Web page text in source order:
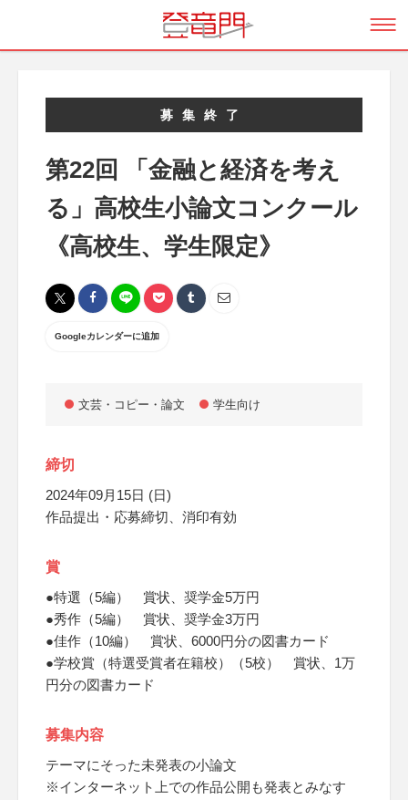
募集終了
第22回 「金融と経済を考え
る」高校生小論文コンクール
《高校生、学生限定》
Googleカレンダーに追加
文芸・コピー・論文 学生向け
締切
2024年09月15日 (日)
作品提出・応募締切、消印有効
賞
●特選（5編） 賞状、奨学金5万円
●秀作（5編） 賞状、奨学金3万円
●佳作（10編） 賞状、6000円分の図書カード
●学校賞（特選受賞者在籍校）（5校） 賞状、1万
円分の図書カード
募集内容
テーマにそった未発表の小論文
※インターネット上での作品公開も発表とみなす